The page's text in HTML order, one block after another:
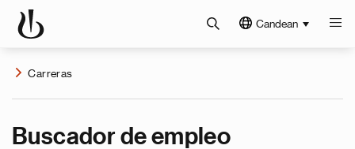
Candean
Carreras
Buscador de empleo